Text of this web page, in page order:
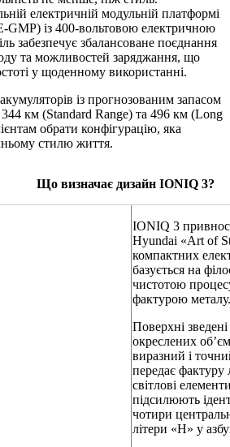
електричній модульній платформі
із 400-вольтовою електричною
забезпечує збалансоване поєднання
та можливостей заряджання, що
у щоденному використанні.
із прогнозованим запасом
км (Standard Range) та 496 км (Long
обрати конфігурацію, яка
стилю життя.
Що визначає дизайн IONIQ 3?
IONIQ 3
Hyundai «Art of
компактних
базується на
чистотою
фактурою металу.
Поверхні зведені
окреслених
виразний і
передає фактуру
світлові
підсилюють
чотири
літери «H» у